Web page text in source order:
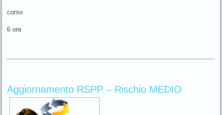
corso
6 ore
Aggiornamento RSPP – Rischio MEDIO